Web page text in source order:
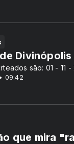
09:42
Divinópolis
são: 01 - 11
que mira